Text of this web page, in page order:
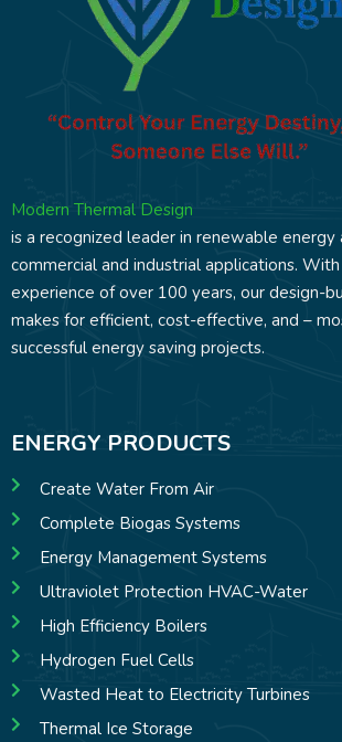
Modern Thermal Design
is a recognized leader in renewable
commercial and industrial applications.
experience of over 100 years, our design-
makes for efficient, cost-effective, and –
successful energy saving projects.
ENERGY PRODUCTS
Create Water From Air
Complete Biogas Systems
Energy Management Systems
Ultraviolet Protection HVAC-Water
High Efficiency Boilers
Hydrogen Fuel Cells
Wasted Heat to Electricity Turbines
Thermal Ice Storage